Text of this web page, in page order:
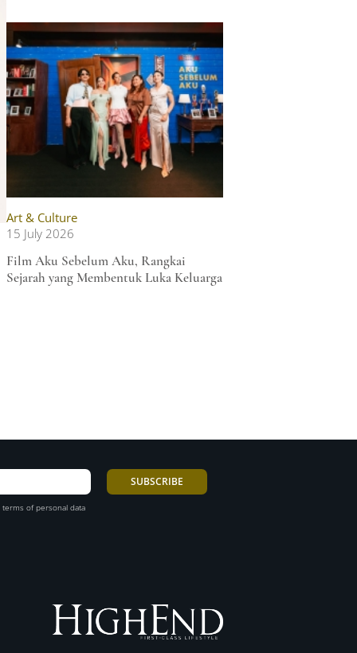
Art & Culture
15 July 2026
Film Aku Sebelum Aku, Rangkai
Sejarah yang Membentuk Luka Keluarga
of personal data